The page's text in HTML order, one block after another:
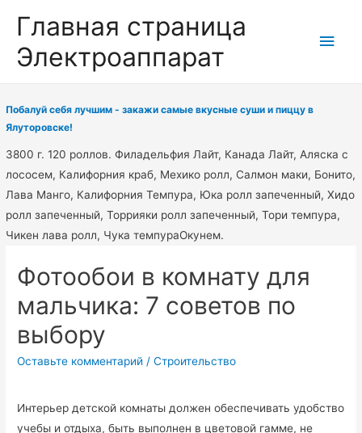
Главная страница
Электроаппарат
Побалуй себя лучшим - закажи самые вкусные суши и пиццу в
Ялуторовске!
3800 г. 120 роллов. Филадельфия Лайт, Канада Лайт, Аляска с
лососем, Калифорния краб, Мехико ролл, Салмон маки, Бонито,
Лава Манго, Калифорния Темпура, Юка ролл запеченный, Хидо
ролл запеченный, Торрияки ролл запеченный, Тори темпура,
Чикен лава ролл, Чука темпураОкунем.
Фотообои в комнату для
мальчика: 7 советов по
выбору
Оставьте комментарий /Строительство
Интерьер детской комнаты должен обеспечивать удобство
учебы и отдыха, быть выполнен в цветовой гамме, не